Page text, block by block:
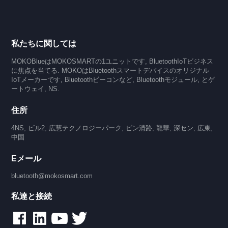
私たちに関しては
MOKOBlueはMOKOSMARTの1ユニットです, BluetoothIoTビジネス
に焦点を当てる. MOKOはBluetoothスマートデバイスのオリジナル
IoTメーカーです, Bluetoothビーコンなど, Bluetoothモジュール, とゲ
ートウェイ, NS.
住所
4NS, ビル2, 広慧テクノロジーパーク, ビン清路, 龍華, 深セン, 広東,
中国
Eメール
bluetooth@mokosmart.com
私達と接続